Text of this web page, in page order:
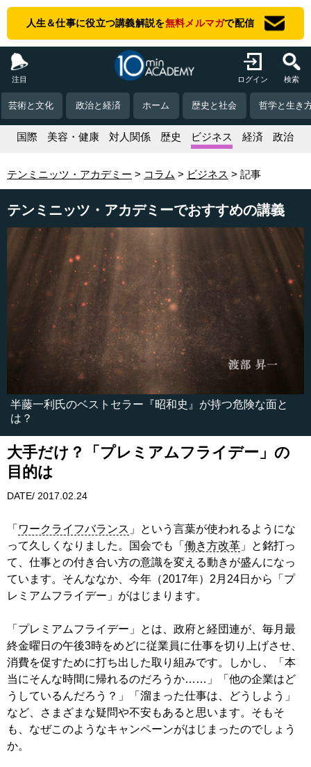
人生＆仕事に役立つ講義解説を無料メルマガで配信
注目 ログイン 検索
芸術と文化 政治と経済 ホーム 歴史と社会 哲学と生き
国際 美容・健康 対人関係 歴史 ビジネス 経済 政治
テンミニッツ・アカデミー コラム ビジネス 記事
テンミニッツ・アカデミーでおすすめの講義
半藤一利氏のベストセラー『昭和史』が持つ危険な面と
は？
大手だけ？「プレミアムフライデー」の
目的は
DATE/ 2017.02.24
「 ワークライフバランス 」という言葉が使われるようにな
って久しくなりました。国会でも「 働き方改革 」と銘打っ
て、仕事との付き合い方の意識を変える動きが盛んになっ
ています。そんななか、今年（2017年）2月24日から「プ
レミアムフライデー」がはじまります。
「プレミアムフライデー」とは、政府と経団連が、毎月最
終金曜日の午後3時をめどに従業員に仕事を切り上げさせ、
消費を促すために打ち出した取り組みです。しかし、「本
当にそんな時間に帰れるのだろうか……」「他の企業はど
うしているんだろう？」「溜まった仕事は、どうしよう」
など、さまざまな疑問や不安もあると思います。そもそ
も、なぜこのようなキャンペーンがはじまったのでしょう
か。